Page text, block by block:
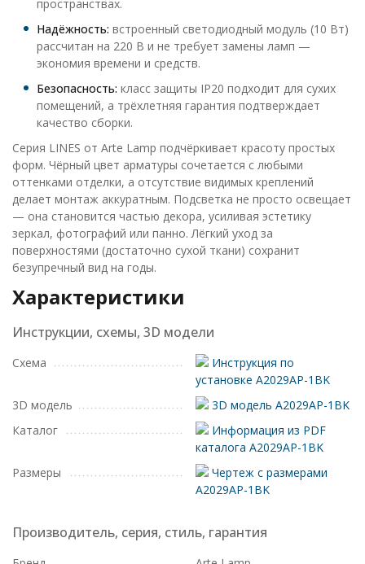
пространствах.
Надёжность: встроенный светодиодный модуль (10 Вт)
рассчитан на 220 В и не требует замены ламп —
экономия времени и средств.
Безопасность: класс защиты IP20 подходит для сухих
помещений, а трёхлетняя гарантия подтверждает
качество сборки.
Серия LINES от Arte Lamp подчёркивает красоту простых
форм. Чёрный цвет арматуры сочетается с любыми
оттенками отделки, а отсутствие видимых креплений
делает монтаж аккуратным. Подсветка не просто освещает
— она становится частью декора, усиливая эстетику
зеркал, фотографий или панно. Лёгкий уход за
поверхностями (достаточно сухой ткани) сохранит
безупречный вид на годы.
Характеристики
Инструкции, схемы, 3D модели
Схема
Инструкция по
установке A2029AP-1BK
3D модель
3D модель A2029AP-1BK
Каталог
Информация из PDF
каталога A2029AP-1BK
Размеры
Чертеж с размерами
A2029AP-1BK
Производитель, серия, стиль, гарантия